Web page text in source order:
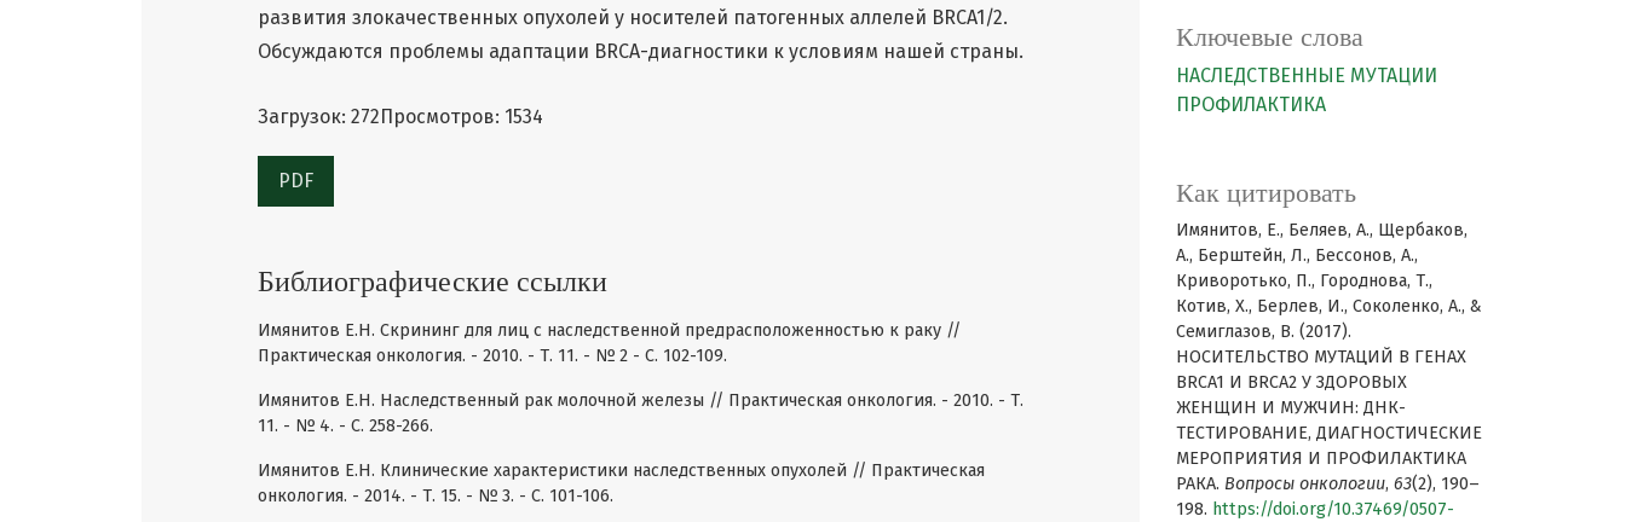
Ключевые слова
НАСЛЕДСТВЕННЫЕ МУТАЦИИ
ПРОФИЛАКТИКА
Как цитировать
Имянитов, Е., Беляев, А., Щербаков,
А., Берштейн, Л., Бессонов, А.,
Криворотько, П., Городнова, Т.,
Котив, Х., Берлев, И., Соколенко, А., &
Семиглазов, В. (2017).
НОСИТЕЛЬСТВО МУТАЦИЙ В ГЕНАХ
BRCA1 И BRCA2 У ЗДОРОВЫХ
ЖЕНЩИН И МУЖЧИН: ДНК-
ТЕСТИРОВАНИЕ, ДИАГНОСТИЧЕСКИЕ
МЕРОПРИЯТИЯ И ПРОФИЛАКТИКА
РАКА. Вопросы онкологии, 63(2), 190–
198. https://doi.org/10.37469/0507-
развития злокачественных опухолей у носителей патогенных аллелей BRCA1/2.
Обсуждаются проблемы адаптации BRCA-диагностики к условиям нашей страны.
Загрузок: 272Просмотров: 1534
PDF
Библиографические ссылки
Имянитов Е.Н. Скрининг для лиц с наследственной предрасположенностью к раку //
Практическая онкология. - 2010. - Т. 11. - № 2 - С. 102-109.
Имянитов Е.Н. Наследственный рак молочной железы // Практическая онкология. - 2010. - Т.
11. - № 4. - C. 258-266.
Имянитов Е.Н. Клинические характеристики наследственных опухолей // Практическая
онкология. - 2014. - Т. 15. - № 3. - C. 101-106.